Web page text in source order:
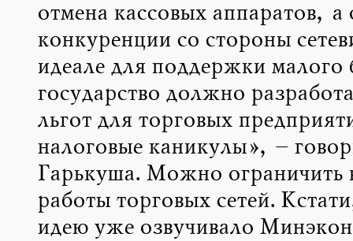
отмена кассовых аппаратов, а
конкуренции со стороны
идеале для поддержки малого
государство должно
льгот для торговых
налоговые каникулы», –
Гарькуша. Можно ограничить
работы торговых сетей.
идею уже озвучивало